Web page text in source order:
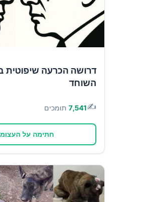
דרושה הכרעה שיפוטית
השוחד
✍️
7,541 תומכים
חתימה על